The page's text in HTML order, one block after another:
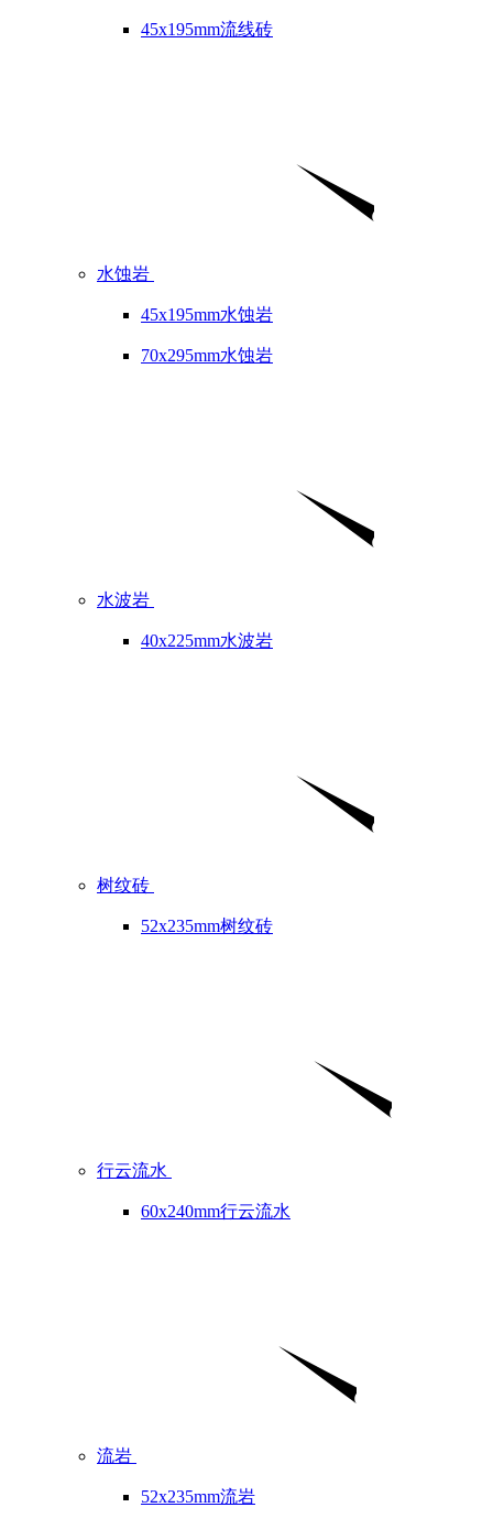
45x195mm流线砖
水蚀岩
45x195mm水蚀岩
70x295mm水蚀岩
水波岩
40x225mm水波岩
树纹砖
52x235mm树纹砖
行云流水
60x240mm行云流水
流岩
52x235mm流岩